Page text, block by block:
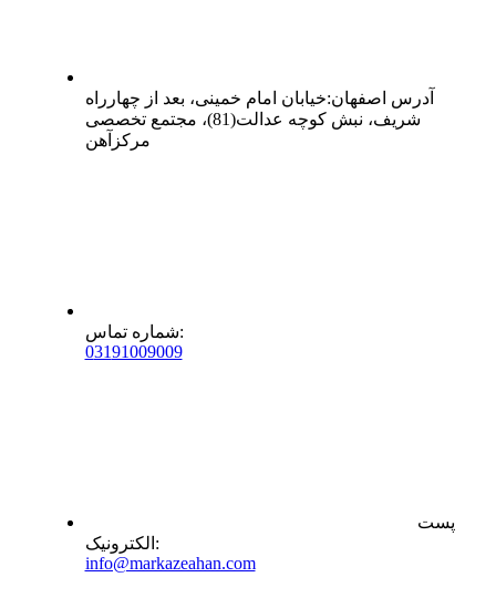
آدرس اصفهان:خیابان امام خمینی، بعد از چهارراه
شریف، نبش کوچه عدالت(81)، مجتمع تخصصی
مرکزآهن
شماره تماس:
03191009009
پست
الکترونیک :
info@markazeahan.com